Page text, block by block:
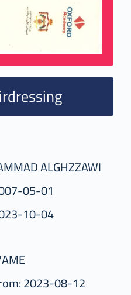
ALGHZZAWI
05-01
10-04
2023-08-12